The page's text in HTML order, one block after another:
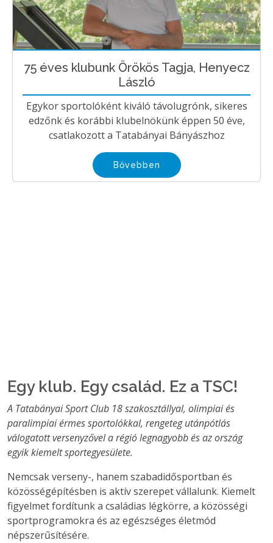
75 éves klubunk Örökös Tagja, Henyecz
László
Egykor sportolóként kiváló távolugrónk, sikeres
edzőnk és korábbi klubelnökünk éppen 50 éve,
csatlakozott a Tatabányai Bányászhoz
Bővebben
Egy klub. Egy család. Ez a TSC!
A Tatabányai Sport Club 18 szakosztállyal, olimpiai és
paralimpiai érmes sportolókkal, rengeteg utánpótlás
válogatott versenyzővel a régió legnagyobb és az ország
egyik kiemelt sportegyesülete.
Nemcsak verseny-, hanem szabadidősportban és
közösségépítésben is aktív szerepet vállalunk. Kiemelt
figyelmet fordítunk a családias légkörre, a közösségi
sportprogramokra és az egészséges életmód
népszerűsítésére.